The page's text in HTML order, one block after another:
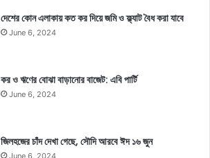
দেশের কোন এলাকায় কত কর দিয়ে জমি ও ফ্ল্যাট বৈধ করা যাবে
June 6, 2024
কর ও ঋণের বোঝা বাড়ানোর বাজেট: এবি পার্টি
June 6, 2024
জিলহজের চাঁদ দেখা গেছে, সৌদি আরবে ঈদ ১৬ জুন
June 6, 2024